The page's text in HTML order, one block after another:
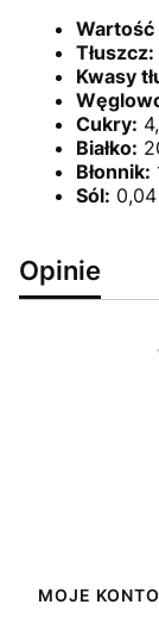
Tłuszcz:
Kwasy
Cukry:
Białko:
Błonnik:
Sól:
Opinie
Linki w
MOJE KONTO